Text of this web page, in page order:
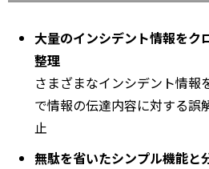
大量のインシデント情報をク
整理
さまざまなインシデント情報
で情報の伝達内容に対する誤
止
無駄を省いたシンプル機能と